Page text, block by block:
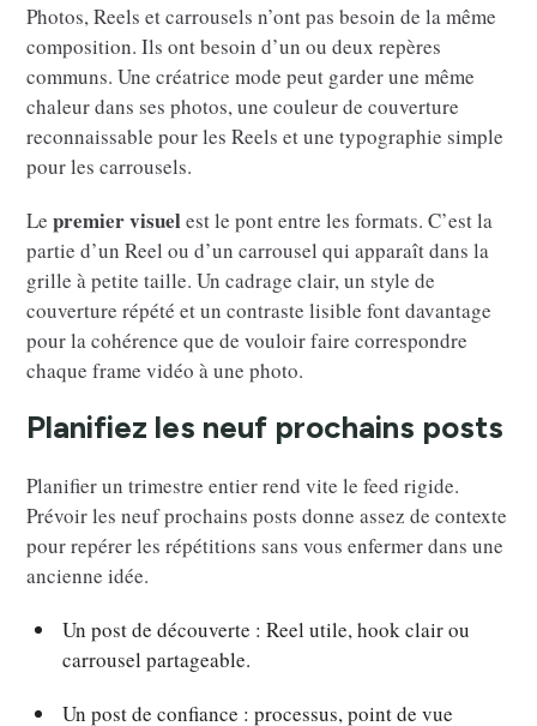
Photos, Reels et carrousels n’ont pas besoin de la même
composition. Ils ont besoin d’un ou deux repères
communs. Une créatrice mode peut garder une même
chaleur dans ses photos, une couleur de couverture
reconnaissable pour les Reels et une typographie simple
pour les carrousels.
Lepremier visuelest le pont entre les formats. C’est la
partie d’un Reel ou d’un carrousel qui apparaît dans la
grille à petite taille. Un cadrage clair, un style de
couverture répété et un contraste lisible font davantage
pour la cohérence que de vouloir faire correspondre
chaque frame vidéo à une photo.
Planifiez les neuf prochains posts
Planifier un trimestre entier rend vite le feed rigide.
Prévoir les neuf prochains posts donne assez de contexte
pour repérer les répétitions sans vous enfermer dans une
ancienne idée.
Un post de découverte : Reel utile, hook clair ou
carrousel partageable.
Un post de confiance : processus, point de vue